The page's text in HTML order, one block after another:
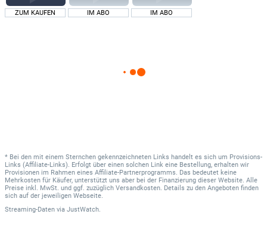
ZUM KAUFEN IM ABO IM ABO
* Bei den mit einem Sternchen gekennzeichneten Links handelt es sich um Provisions-
Links (Affiliate-Links). Erfolgt über einen solchen Link eine Bestellung, erhalten wir
Provisionen im Rahmen eines Affiliate-Partnerprogramms. Das bedeutet keine
Mehrkosten für Käufer, unterstützt uns aber bei der Finanzierung dieser Website. Alle
Preise inkl. MwSt. und ggf. zuzüglich Versandkosten. Details zu den Angeboten finden
sich auf der jeweiligen Webseite.
Streaming-Daten via JustWatch.